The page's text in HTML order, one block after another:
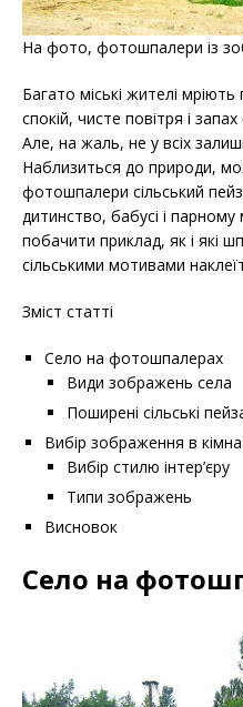
На фото, фотошпалери із
Багато міські жителі
спокій, чисте повітря і запах
Але, на жаль, не у всіх
Наблизиться до природи,
фотошпалери сільський
дитинство, бабусі і
побачити приклад, як і які
сільськими мотивами
Зміст статті
Село на фотошпалерах
Види зображень села
Поширені сільські
Вибір зображення в
Вибір стилю інтер’єру
Типи зображень
Висновок
Село на